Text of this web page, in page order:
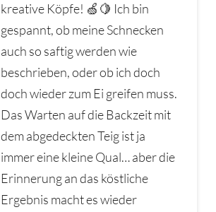
kreative Köpfe! 🍏🍋 Ich bin
gespannt, ob meine Schnecken
auch so saftig werden wie
beschrieben, oder ob ich doch
doch wieder zum Ei greifen muss.
Das Warten auf die Backzeit mit
dem abgedeckten Teig ist ja
immer eine kleine Qual… aber die
Erinnerung an das köstliche
Ergebnis macht es wieder